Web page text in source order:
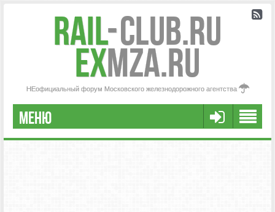
Rail-Club.RU
exMZA.RU
НЕофициальный форум Московского железнодорожного агентства
МЕНЮ
РЕГИСТРАЦИЯ